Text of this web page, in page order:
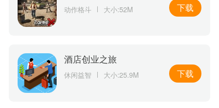
动作格斗 大小:52M 下载
酒店创业之旅
休闲益智 大小:25.9M 下载